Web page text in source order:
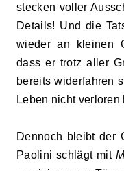
stecken voller
Details! Und die
wieder an kleinen
dass er trotz aller
bereits widerfahren
Leben nicht verloren
Dennoch bleibt der
Paolini schlägt mit